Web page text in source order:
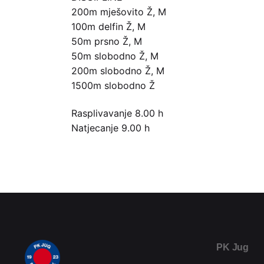
200m mješovito Ž, M
100m delfin Ž, M
50m prsno Ž, M
50m slobodno Ž, M
200m slobodno Ž, M
1500m slobodno Ž
Rasplivavanje 8.00 h
Natjecanje 9.00 h
PK Jug